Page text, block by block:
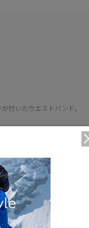
付いたウエストバンド。
トにはハンドポケットが2つ
ます。